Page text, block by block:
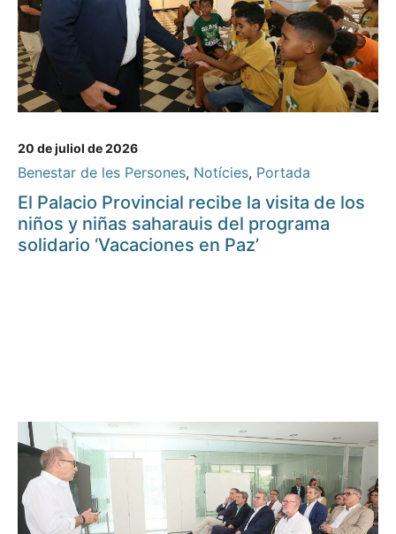
20 de juliol de 2026
Benestar de les Persones, Notícies, Portada
El Palacio Provincial recibe la visita de los
niños y niñas saharauis del programa
solidario ‘Vacaciones en Paz’